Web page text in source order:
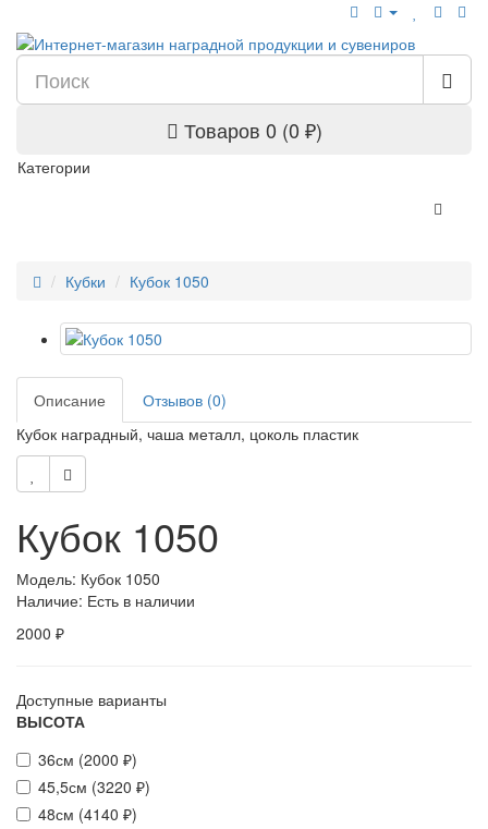
Товаров 0 (0 ₽)
Категории
Кубки Кубок 1050
Описание
Отзывов (0)
Кубок наградный, чаша металл, цоколь пластик
Кубок 1050
Модель: Кубок 1050
Наличие: Есть в наличии
2000 ₽
Доступные варианты
ВЫСОТА
36см (2000 ₽)
45,5см (3220 ₽)
48см (4140 ₽)